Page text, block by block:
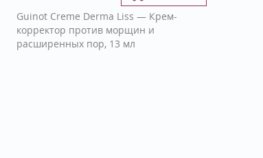
Guinot Creme Derma Liss — Крем-
корректор против морщин и
расширенных пор, 13 мл